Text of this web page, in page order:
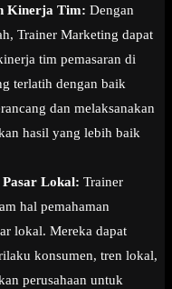
Kinerja Tim: Dengan
Trainer Marketing dapat
tim pemasaran di
terlatih dengan baik
dan melaksanakan
hasil yang lebih baik
Pasar Lokal: Trainer
hal pemahaman
lokal. Mereka dapat
konsumen, tren lokal,
perusahaan untuk